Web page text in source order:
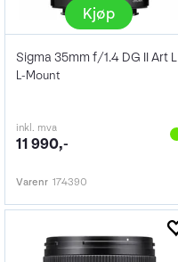
Kjøp
Sigma 35mm f/1.4 DG II Art L
L-Mount
inkl. mva
11 990,-
Varenr 174390